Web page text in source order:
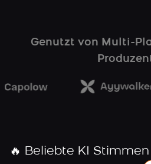
Genutzt von Multi-
🔥 Beliebte KI Stimmen